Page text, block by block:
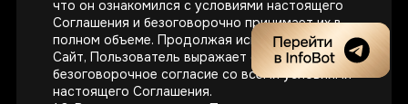
что он ознакомился с условиями настоящего
Соглашения и безоговорочно принимает их в
полном объеме. Продолжая использовать
Сайт, Пользователь выражает свое полное и
безоговорочное согласие со всеми условиями
настоящего Соглашения.